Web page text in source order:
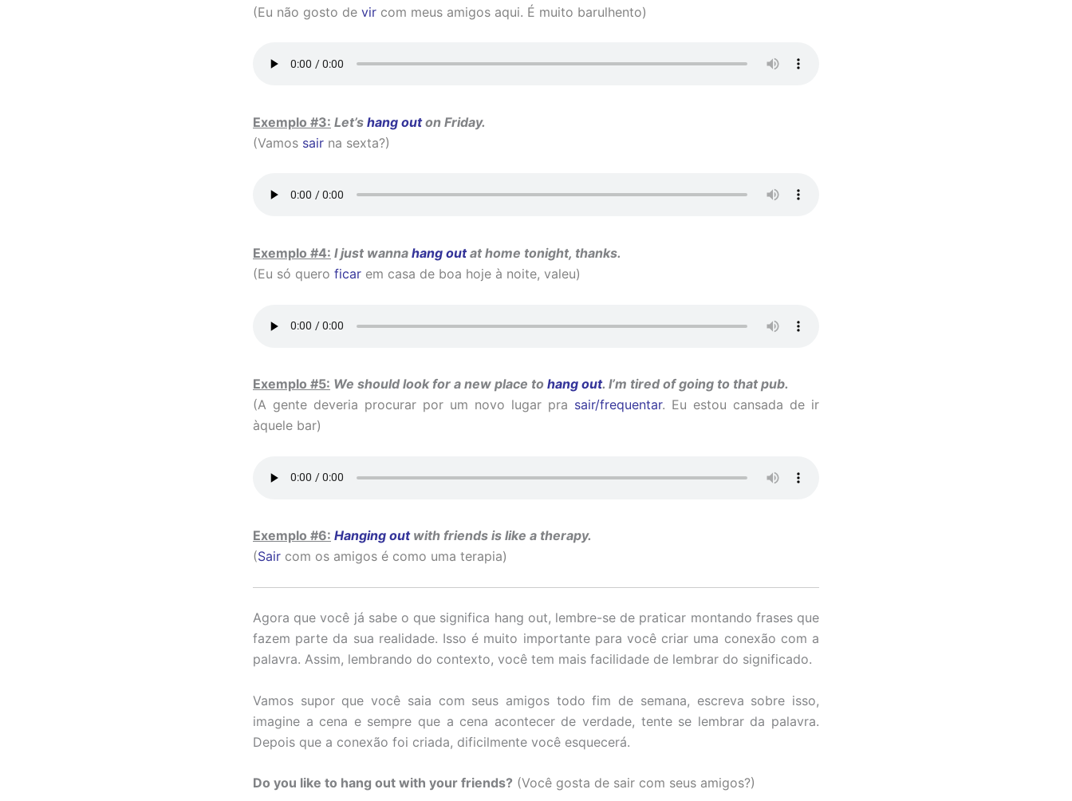
(Eu não gosto de vir com meus amigos aqui. É muito barulhento)
Exemplo #3: Let’s hang outon Friday.
(Vamos sair na sexta?)
Exemplo #4: I just wanna hang outat home tonight, thanks.
(Eu só quero ficar em casa de boa hoje à noite, valeu)
Exemplo #5: We should look for a new place to hang out. I’m tired of going to that pub.
(A gente deveria procurar por um novo lugar pra sair/frequentar. Eu estou cansada de ir
àquele bar)
Exemplo #6: Hanging outwith friends is like a therapy.
(Sair com os amigos é como uma terapia)
Agora que você já sabe o que significa hang out, lembre-se de praticar montando frases que
fazem parte da sua realidade. Isso é muito importante para você criar uma conexão com a
palavra. Assim, lembrando do contexto, você tem mais facilidade de lembrar do significado.
Vamos supor que você saia com seus amigos todo fim de semana, escreva sobre isso,
imagine a cena e sempre que a cena acontecer de verdade, tente se lembrar da palavra.
Depois que a conexão foi criada, dificilmente você esquecerá.
Do you like to hang out with your friends? (Você gosta de sair com seus amigos?)